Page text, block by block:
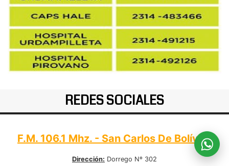
REDES SOCIALES
F.M. 106.1 Mhz. - San Carlos De Bolívar:
Dirección: Dorrego Nº 302